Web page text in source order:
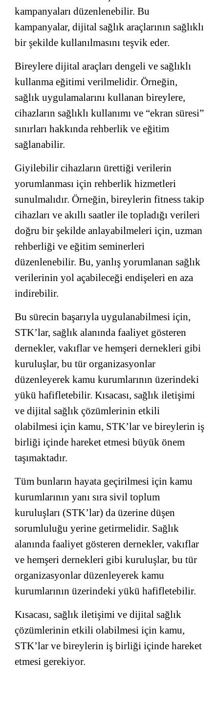
kampanyaları düzenlenebilir. Bu
kampanyalar, dijital sağlık araçlarının sağlıklı
bir şekilde kullanılmasını teşvik eder.
Bireylere dijital araçları dengeli ve sağlıklı
kullanma eğitimi verilmelidir. Örneğin,
sağlık uygulamalarını kullanan bireylere,
cihazların sağlıklı kullanımı ve “ekran süresi”
sınırları hakkında rehberlik ve eğitim
sağlanabilir.
Giyilebilir cihazların ürettiği verilerin
yorumlanması için rehberlik hizmetleri
sunulmalıdır. Örneğin, bireylerin fitness takip
cihazları ve akıllı saatler ile topladığı verileri
doğru bir şekilde anlayabilmeleri için, uzman
rehberliği ve eğitim seminerleri
düzenlenebilir. Bu, yanlış yorumlanan sağlık
verilerinin yol açabileceği endişeleri en aza
indirebilir.
Bu sürecin başarıyla uygulanabilmesi için,
STK’lar, sağlık alanında faaliyet gösteren
dernekler, vakıflar ve hemşeri dernekleri gibi
kuruluşlar, bu tür organizasyonlar
düzenleyerek kamu kurumlarının üzerindeki
yükü hafifletebilir. Kısacası, sağlık iletişimi
ve dijital sağlık çözümlerinin etkili
olabilmesi için kamu, STK’lar ve bireylerin iş
birliği içinde hareket etmesi büyük önem
taşımaktadır.
Tüm bunların hayata geçirilmesi için kamu
kurumlarının yanı sıra sivil toplum
kuruluşları (STK’lar) da üzerine düşen
sorumluluğu yerine getirmelidir. Sağlık
alanında faaliyet gösteren dernekler, vakıflar
ve hemşeri dernekleri gibi kuruluşlar, bu tür
organizasyonlar düzenleyerek kamu
kurumlarının üzerindeki yükü hafifletebilir.
Kısacası, sağlık iletişimi ve dijital sağlık
çözümlerinin etkili olabilmesi için kamu,
STK’lar ve bireylerin iş birliği içinde hareket
etmesi gerekiyor.